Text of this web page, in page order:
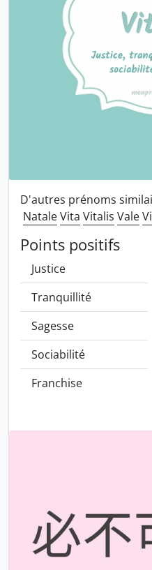
D'autres prénoms
NataleVita Vitalis Vale
Points positifs
Justice
Tranquillité
Sagesse
Sociabilité
Franchise